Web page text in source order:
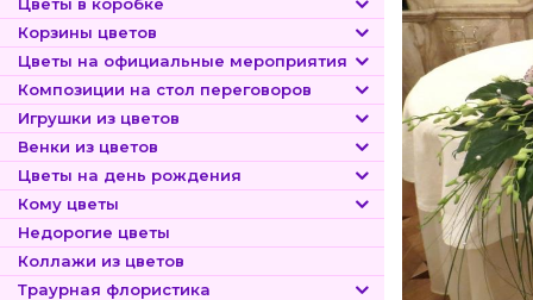
Корзины цветов
Цветы на официальные мероприятия
Композиции на стол переговоров
Игрушки из цветов
Венки из цветов
Цветы на день рождения
Кому цветы
Недорогие цветы
Коллажи из цветов
Траурная флористика